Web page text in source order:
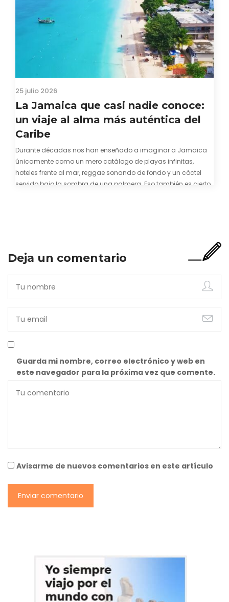
25 julio 2026
La Jamaica que casi nadie conoce:
un viaje al alma más auténtica del
Caribe
Durante décadas nos han enseñado a imaginar a Jamaica
únicamente como un mero catálogo de playas infinitas,
hoteles frente al mar, reggae sonando de fondo y un cóctel
servido bajo la sombra de una palmera. Eso también es cierto.
Deja un comentario
Guarda mi nombre, correo electrónico y web en
este navegador para la próxima vez que comente.
Avisarme de nuevos comentarios en este artículo